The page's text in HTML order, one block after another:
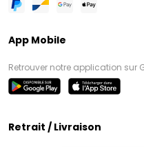
App Mobile
Retrouver notre application sur
Retrait / Livraison